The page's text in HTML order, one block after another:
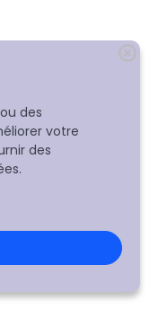
des
votre
des